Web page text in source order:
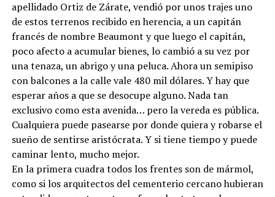
apellidado Ortiz de Zárate, vendió por unos trajes uno
de estos terrenos recibido en herencia, a un capitán
francés de nombre Beaumont y que luego el capitán,
poco afecto a acumular bienes, lo cambió a su vez por
una tenaza, un abrigo y una peluca. Ahora un semipiso
con balcones a la calle vale 480 mil dólares. Y hay que
esperar años a que se desocupe alguno. Nada tan
exclusivo como esta avenida… pero la vereda es pública.
Cualquiera puede pasearse por donde quiera y robarse el
sueño de sentirse aristócrata. Y si tiene tiempo y puede
caminar lento, mucho mejor.
En la primera cuadra todos los frentes son de mármol,
como si los arquitectos del cementerio cercano hubieran